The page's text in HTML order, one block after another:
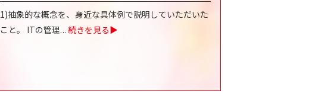
1)抽象的な概念を、身近な具体例で説明していただいた
こと。 ITの管理... 続きを見る▶